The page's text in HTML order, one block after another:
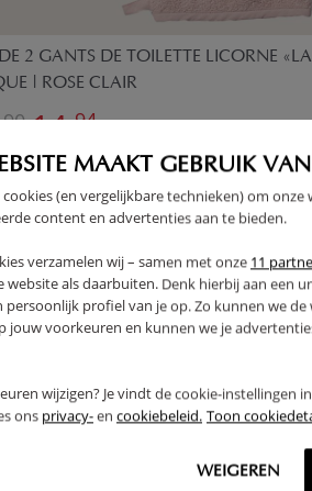
MAAKT GEBRUIK
(en vergelijkbare technieken) om
content en advertenties aan te bieden.
verzamelen wij – samen met onze 11
website als daarbuiten. Denk hierbij aan een
persoonlijk profiel van je op. Zo kunnen we
jouw voorkeuren en kunnen we je
wijzigen? Je vindt de cookie-instellingen
ons privacy-en cookiebeleid. Toon
WEIGEREN
2 GANTS DE TOILETTE LICORNE
| ROSE CLAIR
14,94
90
POUR BÉBÉ ?
en compte le matériau, la
Notre collection de sortie de